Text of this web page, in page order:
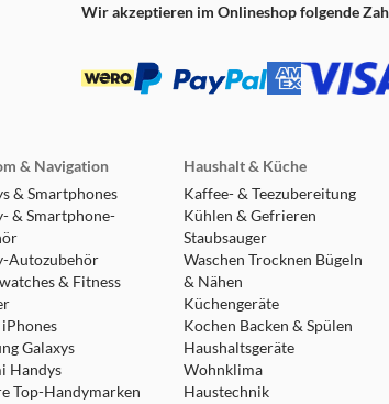
Wir akzeptieren im Onlineshop folgende
& Navigation
& Smartphones
& Smartphone-
Autozubehör
& Fitness
Galaxys
Handys
Top-Handymarken
Haushalt & Küche
Kaffee- & Teezubereitung
Kühlen & Gefrieren
Staubsauger
Waschen Trocknen Bügeln
& Nähen
Küchengeräte
Kochen Backen & Spülen
Haushaltsgeräte
Wohnklima
Haustechnik